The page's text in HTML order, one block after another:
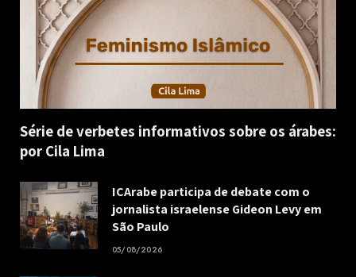
Série de verbetes informativos sobre os árabes:
por Cila Lima
ICArabe participa de debate com o
jornalista israelense Gideon Levy em
São Paulo
05/08/2026